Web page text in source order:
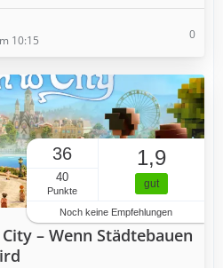
10:15
0
36
40
Punkte
1,9
gut
Noch keine Empfehlungen
– Wenn Städtebauen